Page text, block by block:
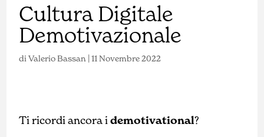
Cultura Digitale
Demotivazionale
diValerio Bassan |11 Novembre 2022
Ti ricordi ancora idemotivational?